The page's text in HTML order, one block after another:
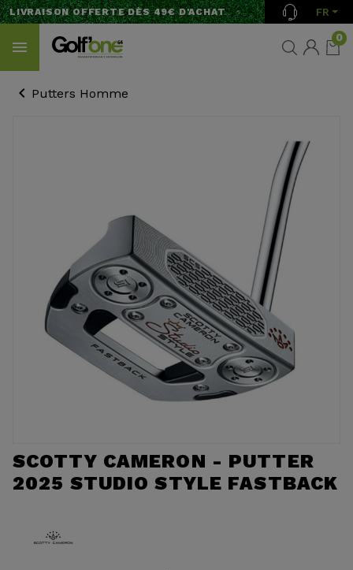
LIVRAISON OFFERTE DÈS 49€ D'ACHAT FR
0
Putters Homme
SCOTTY CAMERON - PUTTER
2025 STUDIO STYLE FASTBACK